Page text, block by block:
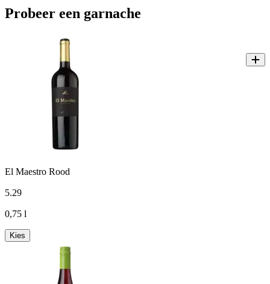
Probeer een garnache
El Maestro Rood
5.29
0,75 l
Kies